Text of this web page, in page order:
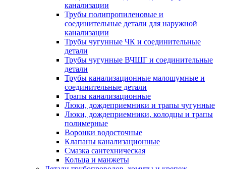
канализации
Трубы полипропиленовые и
соединительные детали для наружной
канализации
Трубы чугунные ЧК и соединительные
детали
Трубы чугунные ВЧШГ и соединительные
детали
Трубы канализационные малошумные и
соединительные детали
Трапы канализационные
Люки, дождеприемники и трапы чугунные
Люки, дождеприемники, колодцы и трапы
полимерные
Воронки водосточные
Клапаны канализационные
Смазка сантехническая
Кольца и манжеты